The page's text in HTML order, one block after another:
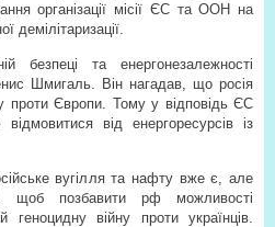
організації місії ЄС та ООН на
демілітаризації.
безпеці та енергонезалежності
Шмигаль. Він нагадав, що росія
проти Європи. Тому у відповідь ЄС
від енергоресурсів із
вугілля та нафту вже є, але
щоб позбавити рф можливості
геноцидну війну проти українців.